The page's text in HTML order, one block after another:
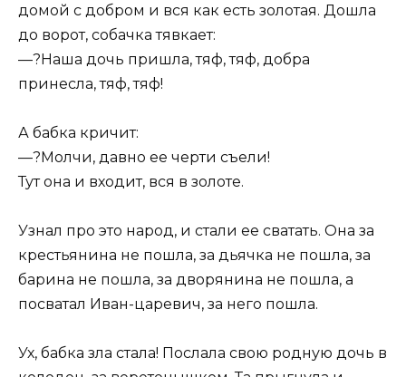
домой с добром и вся как есть золотая. Дошла
до ворот, собачка тявкает:
—?Наша дочь пришла, тяф, тяф, добра
принесла, тяф, тяф!
А бабка кричит:
—?Молчи, давно ее черти съели!
Тут она и входит, вся в золоте.
Узнал про это народ, и стали ее сватать. Она за
крестьянина не пошла, за дьячка не пошла, за
барина не пошла, за дворянина не пошла, а
посватал Иван-царевич, за него пошла.
Ух, бабка зла стала! Послала свою родную дочь в